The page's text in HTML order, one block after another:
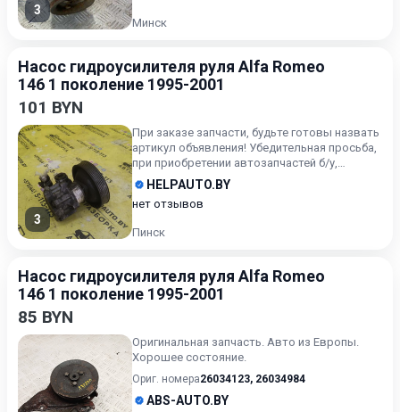
3
Минск
Насос гидроусилителя руля Alfa Romeo
146 1 поколение 1995-2001
101 BYN
3
При заказе запчасти, будьте готовы назвать
артикул объявления! Убедительная просьба,
при приобретении автозапчастей б/у,
внимательно подходи...
HELPAUTO.BY
нет отзывов
Пинск
Насос гидроусилителя руля Alfa Romeo
146 1 поколение 1995-2001
85 BYN
Оригинальная запчасть. Авто из Европы.
Хорошее состояние.
Ориг. номера26034123, 26034984
ABS-AUTO.BY